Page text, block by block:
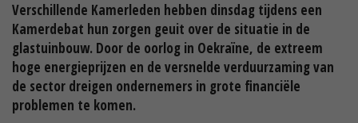
Verschillende Kamerleden hebben dinsdag tijdens een
Kamerdebat hun zorgen geuit over de situatie in de
glastuinbouw. Door de oorlog in Oekraïne, de extreem
hoge energieprijzen en de versnelde verduurzaming van
de sector dreigen ondernemers in grote financiële
problemen te komen.